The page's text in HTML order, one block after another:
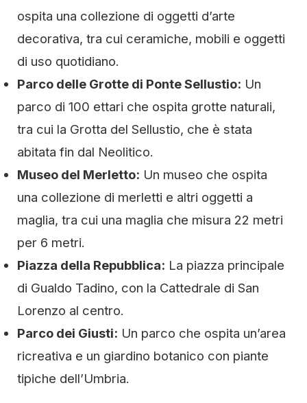
ospita una collezione di oggetti d’arte
decorativa, tra cui ceramiche, mobili e oggetti
di uso quotidiano.
Parco delle Grotte di Ponte Sellustio: Un
parco di 100 ettari che ospita grotte naturali,
tra cui la Grotta del Sellustio, che è stata
abitata fin dal Neolitico.
Museo del Merletto: Un museo che ospita
una collezione di merletti e altri oggetti a
maglia, tra cui una maglia che misura 22 metri
per 6 metri.
Piazza della Repubblica: La piazza principale
di Gualdo Tadino, con la Cattedrale di San
Lorenzo al centro.
Parco dei Giusti: Un parco che ospita un’area
ricreativa e un giardino botanico con piante
tipiche dell’Umbria.